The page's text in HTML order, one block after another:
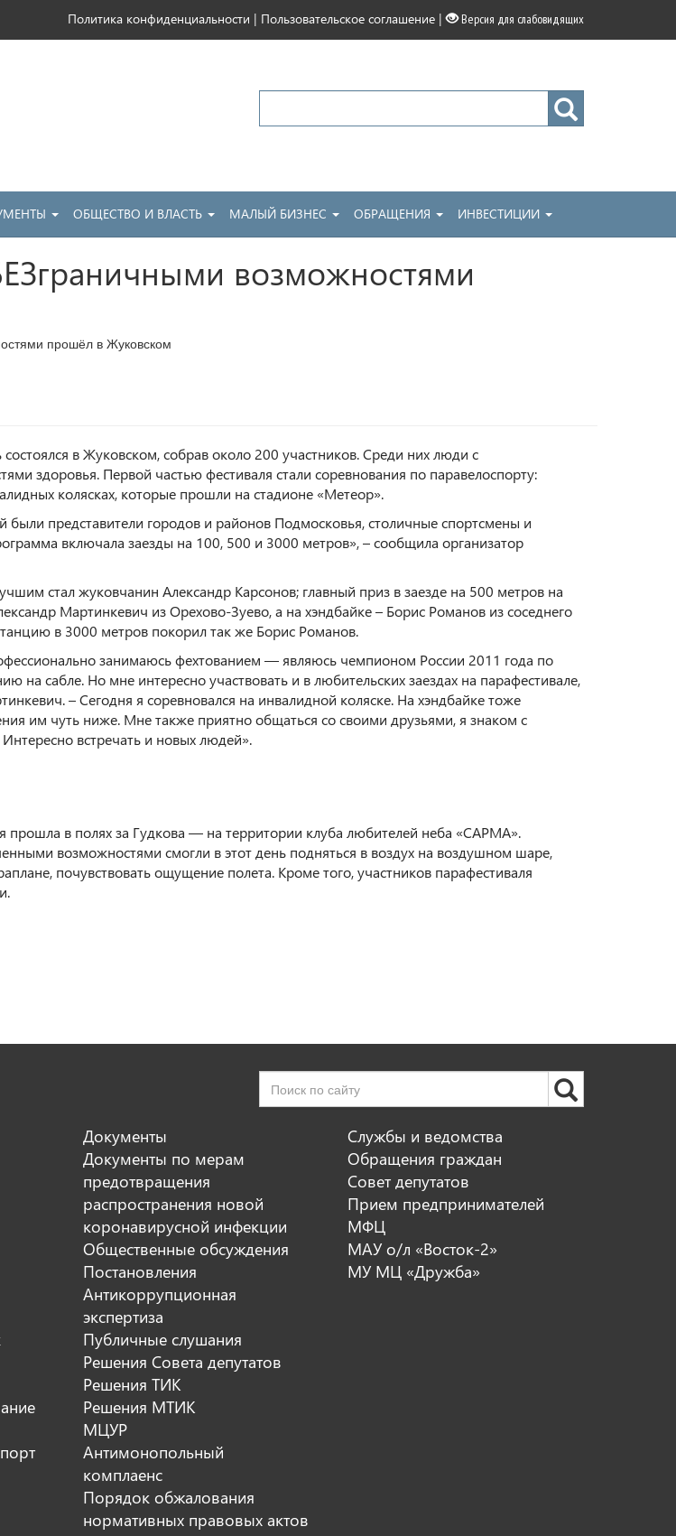
Политика конфиденциальности | Пользовательское соглашение | Версия для слабовидящих
ОБЩЕСТВО И ВЛАСТЬ МАЛЫЙ БИЗНЕС ОБРАЩЕНИЯ ИНВЕСТИЦИИ
возможностями
прошёл в Жуковском
в Жуковском, собрав около 200 участников. Среди них люди с
здоровья. Первой частью фестиваля стали соревнования по паравелоспорту:
колясках, которые прошли на стадионе «Метеор».
были представители городов и районов Подмосковья, столичные спортсмены и
включала заезды на 100, 500 и 3000 метров», – сообщила организатор
стал жуковчанин Александр Карсонов; главный приз в заезде на 500 метров на
Мартинкевич из Орехово-Зуево, а на хэндбайке – Борис Романов из соседнего
в 3000 метров покорил так же Борис Романов.
занимаюсь фехтованием — являюсь чемпионом России 2011 года по
на сабле. Но мне интересно участвовать и в любительских заездах на парафестивале,
– Сегодня я соревновался на инвалидной коляске. На хэндбайке тоже
им чуть ниже. Мне также приятно общаться со своими друзьями, я знаком с
встречать и новых людей».
прошла в полях за Гудкова — на территории клуба любителей неба «САРМА».
возможностями смогли в этот день подняться в воздух на воздушном шаре,
почувствовать ощущение полета. Кроме того, участников парафестиваля
Документы
Документы по мерам
предотвращения
распространения новой
коронавирусной инфекции
Общественные обсуждения
Постановления
Антикоррупционная
экспертиза
Публичные слушания
Решения Совета депутатов
Решения ТИК
Решения МТИК
МЦУР
Антимонопольный
комплаенс
Порядок обжалования
нормативных правовых актов
Службы и ведомства
Обращения граждан
Совет депутатов
Прием предпринимателей
МФЦ
МАУ о/л «Восток-2»
МУ МЦ «Дружба»